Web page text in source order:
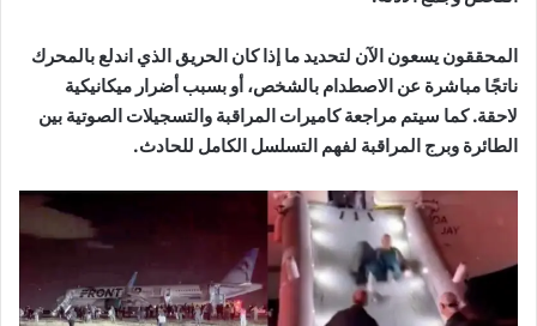
المحققون يسعون الآن لتحديد ما إذا كان الحريق الذي اندلع بالمحرك
ناتجًا مباشرة عن الاصطدام بالشخص، أو بسبب أضرار ميكانيكية
لاحقة. كما سيتم مراجعة كاميرات المراقبة والتسجيلات الصوتية بين
الطائرة وبرج المراقبة لفهم التسلسل الكامل للحادث.